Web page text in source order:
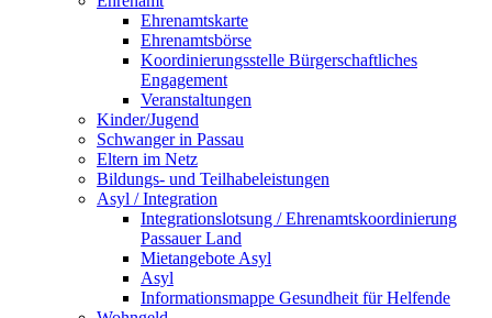
Ehrenamtskarte
Ehrenamtsbörse
Koordinierungsstelle Bürgerschaftliches
Engagement
Veranstaltungen
Kinder/Jugend
Schwanger in Passau
Eltern im Netz
Bildungs- und Teilhabeleistungen
Asyl / Integration
Integrationslotsung / Ehrenamtskoordinierung
Passauer Land
Mietangebote Asyl
Asyl
Informationsmappe Gesundheit für Helfende